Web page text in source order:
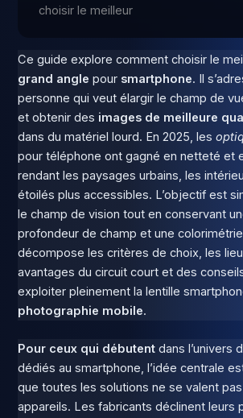
choisir le meilleur
Ce guide explore comment choisir le
grand angle pour smartphone. Il
personne qui veut élargir le champ de
et obtenir des images de meilleure
dans du matériel lourd. En 2025, les
pour téléphone ont gagné en netteté et
rendant les paysages urbains, les
étoilés plus accessibles. L’objectif est
le champ de vision tout en conservant
profondeur de champ et une
décompose les critères de choix, les
avantages du circuit court et des
exploiter pleinement la lentille
photographie mobile.
Pour ceux qui débutentdans l’univers
dédiés au smartphone, l’idée centrale
que toutes les solutions ne se valent
appareils. Les fabricants déclinent leurs